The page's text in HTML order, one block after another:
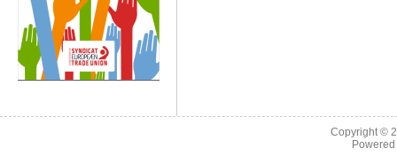
Copyright ©